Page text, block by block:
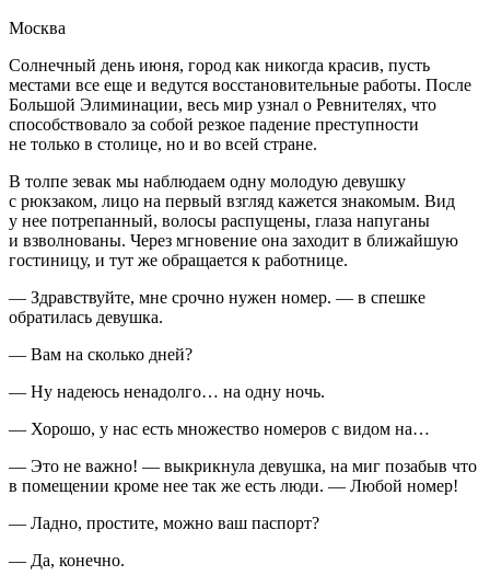
Москва
Солнечный день июня, город как никогда красив, пусть
местами все еще и ведутся восстановительные работы. После
Большой Элиминации, весь мир узнал о Ревнителях, что
способствовало за собой резкое падение преступности
не только в столице, но и во всей стране.
В толпе зевак мы наблюдаем одну молодую девушку
с рюкзаком, лицо на первый взгляд кажется знакомым. Вид
у нее потрепанный, волосы распущены, глаза напуганы
и взволнованы. Через мгновение она заходит в ближайшую
гостиницу, и тут же обращается к работнице.
— Здравствуйте, мне срочно нужен номер. — в спешке
обратилась девушка.
— Вам на сколько дней?
— Ну надеюсь ненадолго… на одну ночь.
— Хорошо, у нас есть множество номеров с видом на…
— Это не важно! — выкрикнула девушка, на миг позабыв что
в помещении кроме нее так же есть люди. — Любой номер!
— Ладно, простите, можно ваш паспорт?
— Да, конечно.